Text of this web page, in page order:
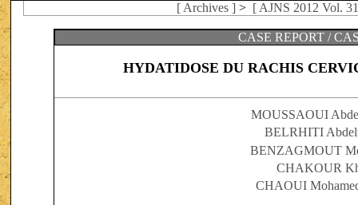
[ Archives ] > [ AJNS 2012 Vol.
CASE REPORT /
HYDATIDOSE DU RACHIS
MOUSSAOUI
BELRHITI
BENZAGMOUT
CHAKOUR
CHAOUI